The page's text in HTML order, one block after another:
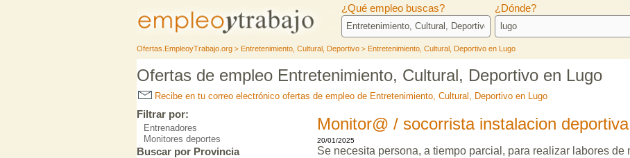
¿Qué empleo buscas? ¿Dónde?
Ofertas.EmpleoyTrabajo.org > Entretenimiento, Cultural, Deportivo > Entretenimiento, Cultural, Deportivo en Lugo
Ofertas de empleo Entretenimiento, Cultural, Deportivo en Lugo
Recibe en tu correo electrónico ofertas de empleo de Entretenimiento, Cultural, Deportivo en Lugo
Monitor@ / socorrista instalacion
20/01/2025
Se necesita persona, a tiempo parcial, para realizar labores de
Filtrar por:
Entrenadores
Monitores deportes
Buscar por Provincia